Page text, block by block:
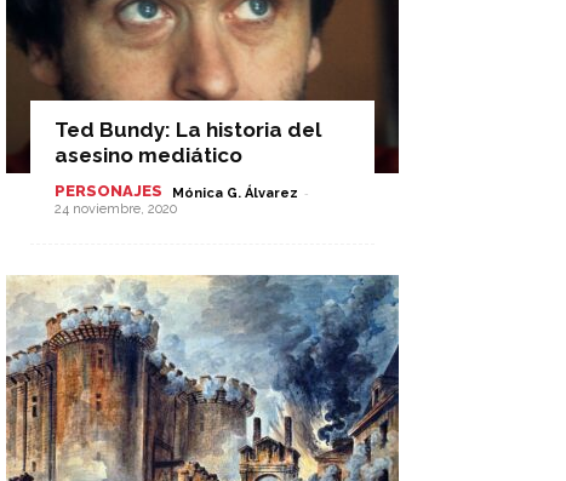
Ted Bundy: La historia del
asesino mediático
PERSONAJES Mónica G. Álvarez -
24 noviembre, 2020